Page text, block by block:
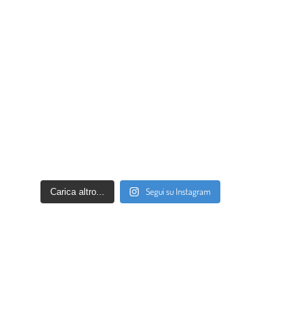
Carica altro... Segui su Instagram